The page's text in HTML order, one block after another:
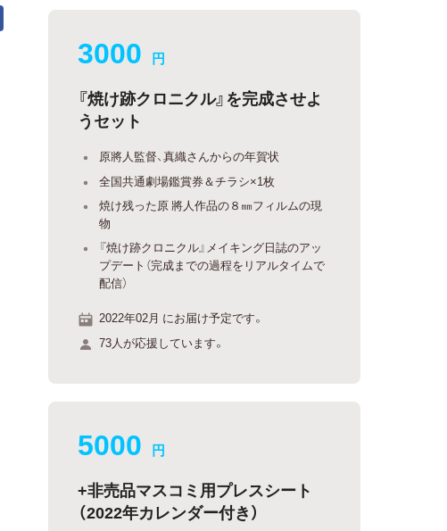
3000 円
『焼け跡クロニクル』を完成させよ
うセット
原將人監督、真織さんからの年賀状
全国共通劇場鑑賞券＆チラシ×1枚
焼け残った原 將人作品の８㎜フィルムの現
物
『焼け跡クロニクル』メイキング日誌のアッ
プデート（完成までの過程をリアルタイムで
配信）
2022年02月 にお届け予定です。
73人が応援しています。
5000 円
+非売品マスコミ用プレスシート
（2022年カレンダー付き）